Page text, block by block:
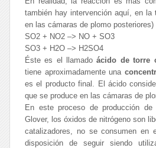
también hay intervención aquí, en la
en las cámaras de plomo
SO2 + NO2 –> NO + SO3
SO3 + H2O –> H2SO4
Éste es el llamadoácido de torre
tiene aproximadamente una
es el producto final. El ácido
que se produce en las cámaras de
En este proceso de producción
Glover, los óxidos de nitrógeno son
catalizadores, no se consumen en
disposición de seguir siendo